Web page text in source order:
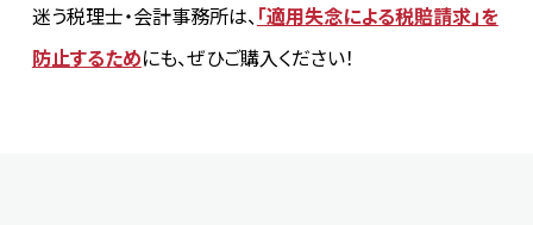
迷う税理士・会計事務所は、「適用失念による税賠請求」を
防止するためにも、ぜひご購入ください！